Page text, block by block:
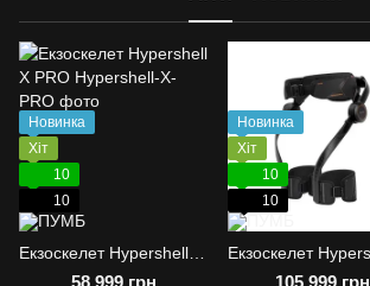
Новинка
Хіт
10
10
58 999 грн
Новинка
Хіт
10
10
105 999 грн